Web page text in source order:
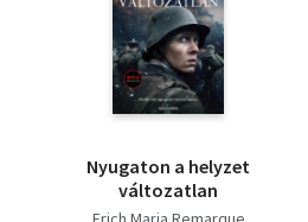
Nyugaton a helyzet
változatlan